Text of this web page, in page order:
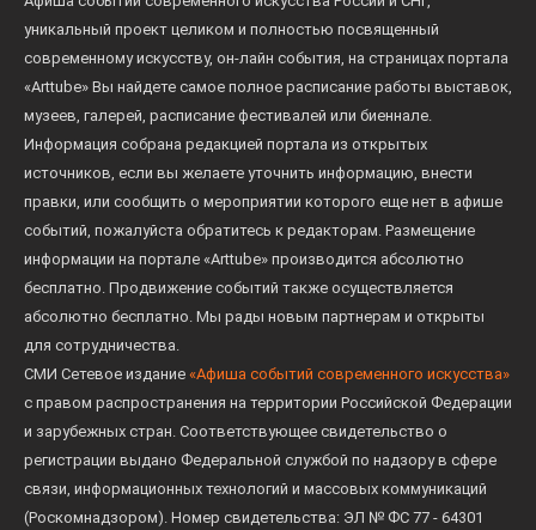
уникальный проект целиком и полностью посвященный
современному искусству, он-лайн события, на страницах портала
«Arttube» Вы найдете самое полное расписание работы выставок,
музеев, галерей, расписание фестивалей или биеннале.
Информация собрана редакцией портала из открытых
источников, если вы желаете уточнить информацию, внести
правки, или сообщить о мероприятии которого еще нет в афише
событий, пожалуйста обратитесь к редакторам. Размещение
информации на портале «Arttube» производится абсолютно
бесплатно. Продвижение событий также осуществляется
абсолютно бесплатно. Мы рады новым партнерам и открыты
для сотрудничества.
СМИ Сетевое издание «Афиша событий современного искусства»
с правом распространения на территории Российской Федерации
и зарубежных стран. Соответствующее свидетельство о
регистрации выдано Федеральной службой по надзору в сфере
связи, информационных технологий и массовых коммуникаций
(Роскомнадзором). Номер свидетельства: ЭЛ № ФС 77 - 64301